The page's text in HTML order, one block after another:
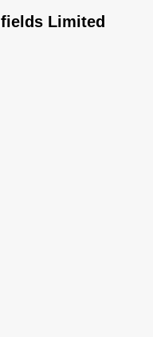
Limited